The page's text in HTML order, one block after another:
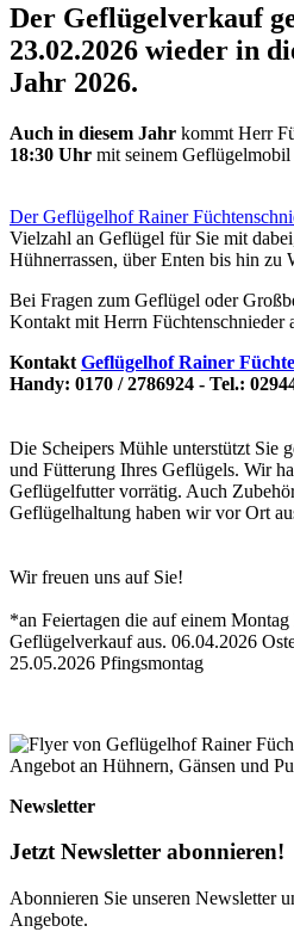
Der Geflügelverkauf
23.02.2026 wieder in
Jahr 2026.
Auch in diesem Jahr kommt Herr
18:30 Uhr mit seinem
Der Geflügelhof Rainer
Vielzahl an Geflügel für Sie mit
Hühnerrassen, über Enten bis hin zu
Bei Fragen zum Geflügel oder
Kontakt mit Herrn Füchtenschnieder
Kontakt Geflügelhof Rainer
Handy: 0170 / 2786924 - Tel.:
Die Scheipers Mühle unterstützt Sie
und Fütterung Ihres Geflügels. Wir
Geflügelfutter vorrätig. Auch
Geflügelhaltung haben wir vor Ort
Wir freuen uns auf Sie!
*an Feiertagen die auf einem
Geflügelverkauf aus. 06.04.2026
25.05.2026 Pfingsmontag
Newsletter
Jetzt Newsletter abonnieren!
Abonnieren Sie unseren Newsletter
Angebote.